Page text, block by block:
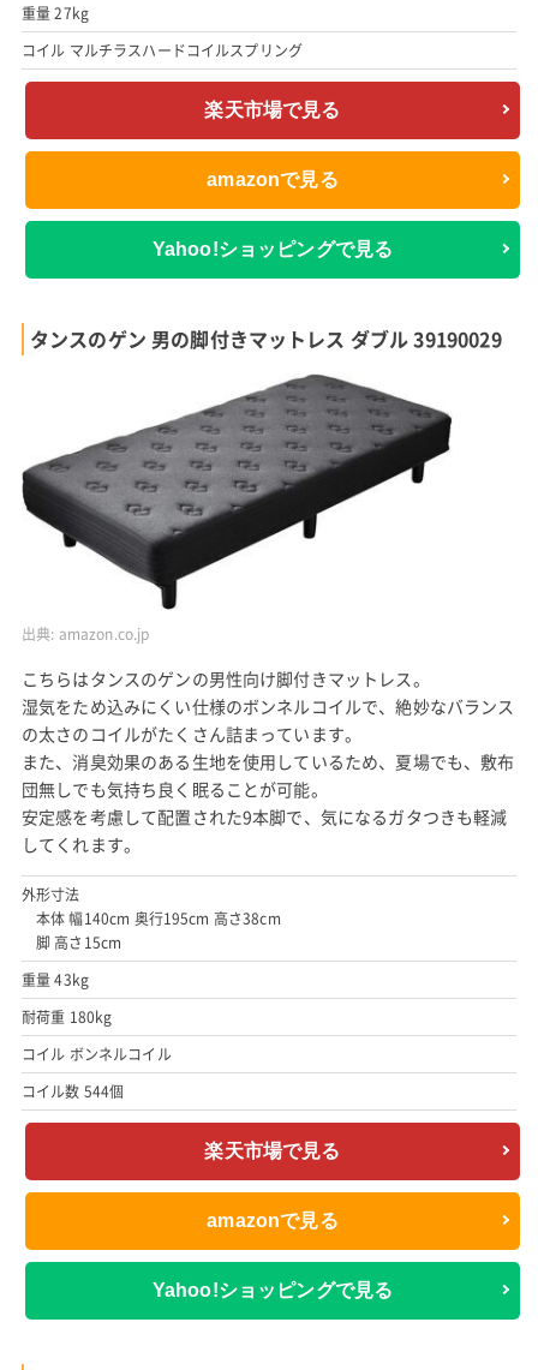
重量 27kg
コイル マルチラスハードコイルスプリング
楽天市場で見る
amazonで見る
Yahoo!ショッピングで見る
タンスのゲン 男の脚付きマットレス ダブル 39190029
出典: amazon.co.jp
こちらはタンスのゲンの男性向け脚付きマットレス。
湿気をため込みにくい仕様のボンネルコイルで、絶妙なバランス
の太さのコイルがたくさん詰まっています。
また、消臭効果のある生地を使用しているため、夏場でも、敷布
団無しでも気持ち良く眠ることが可能。
安定感を考慮して配置された9本脚で、気になるガタつきも軽減
してくれます。
外形寸法
本体 幅140cm 奥行195cm 高さ38cm
脚 高さ15cm
重量 43kg
耐荷重 180kg
コイル ボンネルコイル
コイル数 544個
楽天市場で見る
amazonで見る
Yahoo!ショッピングで見る